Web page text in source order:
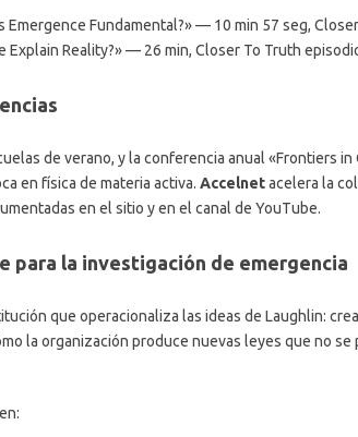
Fundamental?» — 10 min 57 seg,
Explain Reality?» — 26 min, Closer To Truth
de verano, y la conferencia anual «Frontiers in
en física de materia activa. Accelnetacelera la
en el sitio y en el canal de YouTube.
para la investigación de emergencia
que operacionaliza las ideas de Laughlin:
la organización produce nuevas leyes que no se